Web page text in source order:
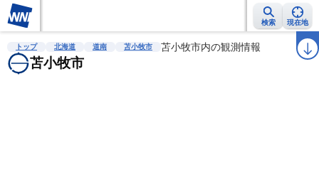
検索 現在地
雨雲レーダー 台風情報 地震情報 警報・注意報 2週間天気 ラ
トップ 北海道 道南 苫小牧市 苫小牧市内の観測情報
苫小牧市